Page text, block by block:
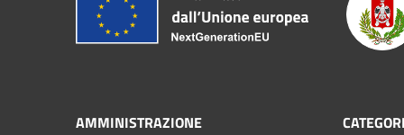
AMMINISTRAZIONE